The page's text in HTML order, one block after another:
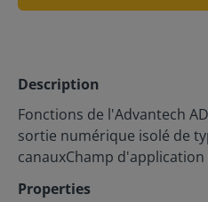
Description
Fonctions de l'Advantech
sortie numérique isolé de
canauxChamp
Properties